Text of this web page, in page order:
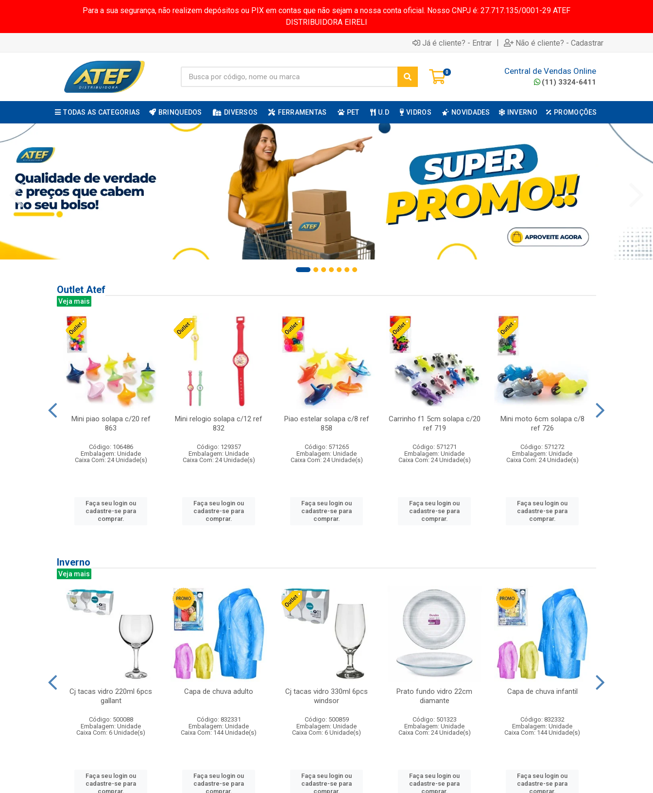
Para a sua segurança, não realizem depósitos ou PIX em contas que não sejam a nossa conta oficial. Nosso CNPJ é: 27.717.135/0001-29 ATEF
DISTRIBUIDORA EIRELI
Já é cliente? - Entrar | Não é cliente? - Cadastrar
0 Central de Vendas Online
(11) 3324-6411
TODAS AS CATEGORIAS BRINQUEDOS DIVERSOS FERRAMENTAS PET U.D VIDROS NOVIDADES INVERNO PROMOÇÕES
Outlet Atef
Veja mais
Mini piao solapa c/20 ref
863
Código: 106486
Embalagem: Unidade
Caixa Com: 24 Unidade(s)
Faça seu login ou
cadastre-se para
comprar.
Mini relogio solapa c/12 ref
832
Código: 129357
Embalagem: Unidade
Caixa Com: 24 Unidade(s)
Faça seu login ou
cadastre-se para
comprar.
Piao estelar solapa c/8 ref
858
Código: 571265
Embalagem: Unidade
Caixa Com: 24 Unidade(s)
Faça seu login ou
cadastre-se para
comprar.
Carrinho f1 5cm solapa c/20
ref 719
Código: 571271
Embalagem: Unidade
Caixa Com: 24 Unidade(s)
Faça seu login ou
cadastre-se para
comprar.
Mini moto 6cm solapa c/8
ref 726
Código: 571272
Embalagem: Unidade
Caixa Com: 24 Unidade(s)
Faça seu login ou
cadastre-se para
comprar.
Inverno
Veja mais
Cj tacas vidro 220ml 6pcs
gallant
Código: 500088
Embalagem: Unidade
Caixa Com: 6 Unidade(s)
Faça seu login ou
cadastre-se para
comprar.
Capa de chuva adulto
Código: 832331
Embalagem: Unidade
Caixa Com: 144 Unidade(s)
Faça seu login ou
cadastre-se para
comprar.
Cj tacas vidro 330ml 6pcs
windsor
Código: 500859
Embalagem: Unidade
Caixa Com: 6 Unidade(s)
Faça seu login ou
cadastre-se para
comprar.
Prato fundo vidro 22cm
diamante
Código: 501323
Embalagem: Unidade
Caixa Com: 24 Unidade(s)
Faça seu login ou
cadastre-se para
comprar.
Capa de chuva infantil
Código: 832332
Embalagem: Unidade
Caixa Com: 144 Unidade(s)
Faça seu login ou
cadastre-se para
comprar.